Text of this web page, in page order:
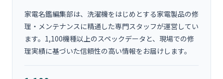
家電名鑑編集部は、洗濯機をはじめとする家電製品の修
理・メンテナンスに精通した専門スタッフが運営してい
ます。1,100機種以上のスペックデータと、現場での修
理実績に基づいた信頼性の高い情報をお届けします。